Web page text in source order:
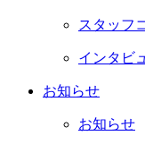
スタッフ
インタビ
お知らせ
お知らせ